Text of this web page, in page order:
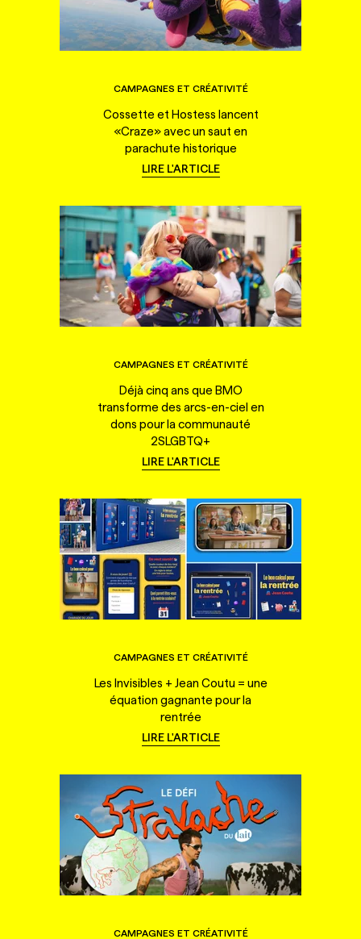
CAMPAGNES ET CRÉATIVITÉ
Cossette et Hostess lancent
«Craze» avec un saut en
parachute historique
LIRE L'ARTICLE
CAMPAGNES ET CRÉATIVITÉ
Déjà cinq ans que BMO
transforme des arcs-en-ciel en
dons pour la communauté
2SLGBTQ+
LIRE L'ARTICLE
CAMPAGNES ET CRÉATIVITÉ
Les Invisibles + Jean Coutu = une
équation gagnante pour la
rentrée
LIRE L'ARTICLE
CAMPAGNES ET CRÉATIVITÉ